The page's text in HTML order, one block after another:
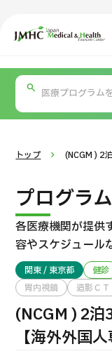
ジャパン・メディカル
日本の医
部位・疾病
で探す
PICK UP PROGRAM
国際セカンドオピニ
治療 治療
トップ (NCGM ) 2
プログラ
各医療機関が提供
容やスケジュール
関東 / 東京都 健診
胃内視鏡
造影ＣＴ
(NCGM ) 2泊
【海外外国人